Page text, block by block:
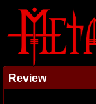
Review